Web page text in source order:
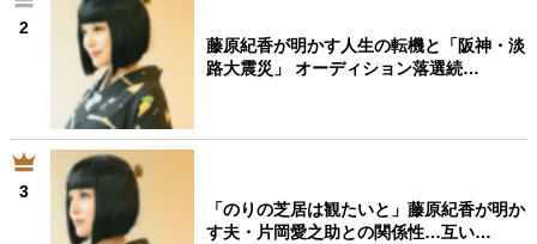
2
藤原紀香が明かす人生の転機と「阪神・淡
路大震災」 オーディション落選続…
3
「のりの芝居は観たいと」藤原紀香が明か
す夫・片岡愛之助との関係性…互い…